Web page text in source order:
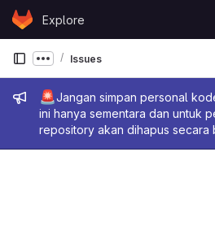
Skip to content
GitLabExplore
Admin message
🚨Jangan simpan personal
ini hanya sementara dan untuk
repository akan dihapus secara
Show more breadcrumbs
Issues